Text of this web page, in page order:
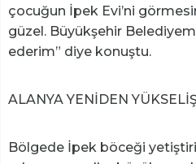
çocuğun İpek Evi’ni
güzel. Büyükşehir
ederim” diye konuştu.
ALANYA YENİDEN
Bölgede İpek böceği